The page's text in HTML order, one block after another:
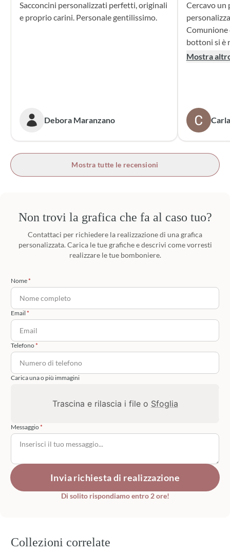
Sacconcini personalizzati perfetti, originali
e proprio carini. Personale gentilissimo.
Debora Maranzano
Cercavo
Comunione di
bottoni si è
supporto
prossime
bottoni!
Mostra
Mostra tutte le recensioni
Non trovi la grafica che fa al caso tuo?
Contattaci per richiedere la realizzazione di una grafica
personalizzata. Carica le tue grafiche e descrivi come vorresti
realizzare le tue bomboniere.
Nome
Email
Telefono
Carica una o più immagini
Trascina e rilascia i file o Sfoglia
Messaggio
Invia richiesta di realizzazione
Di solito rispondiamo entro 2 ore!
Collezioni correlate